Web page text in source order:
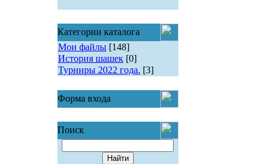
Категории каталога
Мои файлы [148]
История шашек [0]
Турниры 2022 года. [3]
Форма входа
Поиск